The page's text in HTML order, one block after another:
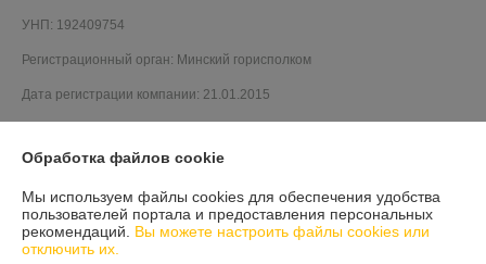
УНП: 192409754
Регистрационный орган: Минский горисполком
Дата регистрации компании: 21.01.2015
Обработка файлов cookie
Мы используем файлы cookies для обеспечения удобства
пользователей портала и предоставления персональных
рекомендаций. Вы можете настроить файлы cookies или
отключить их.